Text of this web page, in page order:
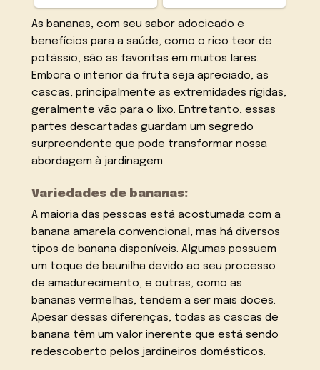
As bananas, com seu sabor adocicado e
benefícios para a saúde, como o rico teor de
potássio, são as favoritas em muitos lares.
Embora o interior da fruta seja apreciado, as
cascas, principalmente as extremidades rígidas,
geralmente vão para o lixo. Entretanto, essas
partes descartadas guardam um segredo
surpreendente que pode transformar nossa
abordagem à jardinagem.
Variedades de bananas:
A maioria das pessoas está acostumada com a
banana amarela convencional, mas há diversos
tipos de banana disponíveis. Algumas possuem
um toque de baunilha devido ao seu processo
de amadurecimento, e outras, como as
bananas vermelhas, tendem a ser mais doces.
Apesar dessas diferenças, todas as cascas de
banana têm um valor inerente que está sendo
redescoberto pelos jardineiros domésticos.